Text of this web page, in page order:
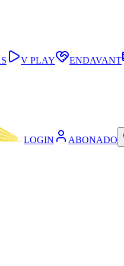
LOGIN ABONADO
V PLAY ENDAVANT